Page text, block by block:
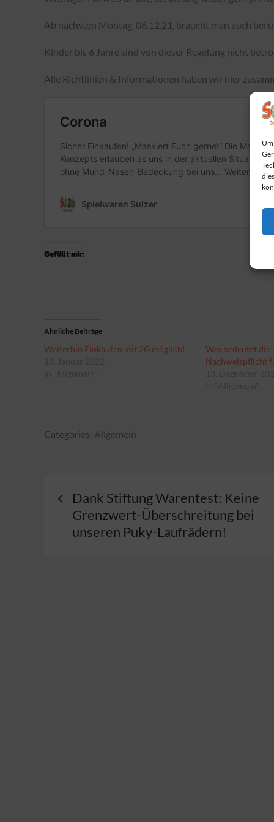
Ab nächsten Montag, 06.12.21, braucht man auch bei
Kinder bis 6 Jahre sind von dieser Regelung nicht
Alle Richtlinien & Informationen haben wir hier
Gefällt mir:
Ähnliche Beiträge
Weiterhin Einkaufen mit 2G möglich!
Was bedeutet die
Nachweispflicht
Categories:
Categories: Allgemein
Beitragsnavigation
Dank Stiftung Warentest: Keine
Grenzwert-Überschreitung bei
unseren Puky-Laufrädern!